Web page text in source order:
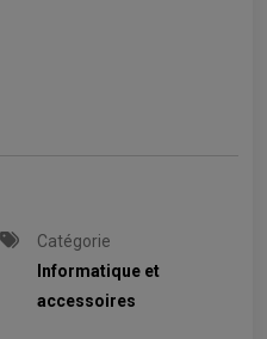
Catégorie
Informatique et
accessoires